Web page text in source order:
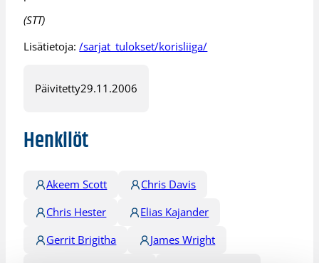
(STT)
Lisätietoja:/sarjat_tulokset/korisliiga/
Päivitetty29.11.2006
Henkilöt
Akeem Scott
Chris Davis
Chris Hester
Elias Kajander
Gerrit Brigitha
James Wright